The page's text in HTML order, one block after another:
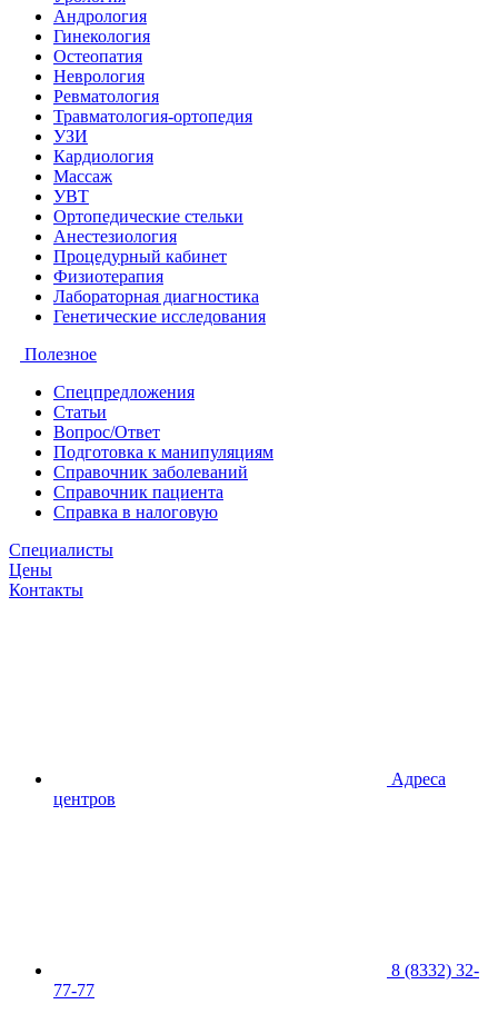
Андрология
Гинекология
Остеопатия
Неврология
Ревматология
Травматология-ортопедия
УЗИ
Кардиология
Массаж
УВТ
Ортопедические стельки
Анестезиология
Процедурный кабинет
Физиотерапия
Лабораторная диагностика
Генетические исследования
Полезное
Спецпредложения
Статьи
Вопрос/Ответ
Подготовка к манипуляциям
Справочник заболеваний
Справочник пациента
Справка в налоговую
Специалисты
Цены
Контакты
Адреса
центров
8 (8332) 32-
77-77